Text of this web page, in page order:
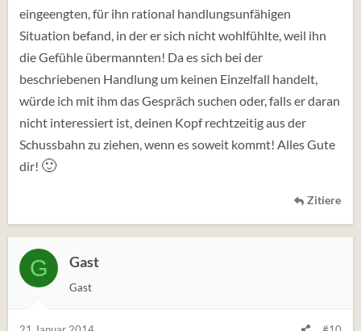
eingeengten, für ihn rational handlungsunfähigen
Situation befand, in der er sich nicht wohlfühlte, weil ihn
die Gefühle übermannten! Da es sich bei der
beschriebenen Handlung um keinen Einzelfall handelt,
würde ich mit ihm das Gespräch suchen oder, falls er daran
nicht interessiert ist, deinen Kopf rechtzeitig aus der
Schussbahn zu ziehen, wenn es soweit kommt! Alles Gute
dir! 🙂
Zitiere
G Gast
Gast